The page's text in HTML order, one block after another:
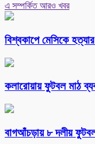
এ সম্পর্কিত আরও খবর
বিশ্বকাপে মেসিকে
কলারোয়ায় ফুটবল মাঠ
বাগআঁচড়ায় ৮ দলীয় ফুটবল